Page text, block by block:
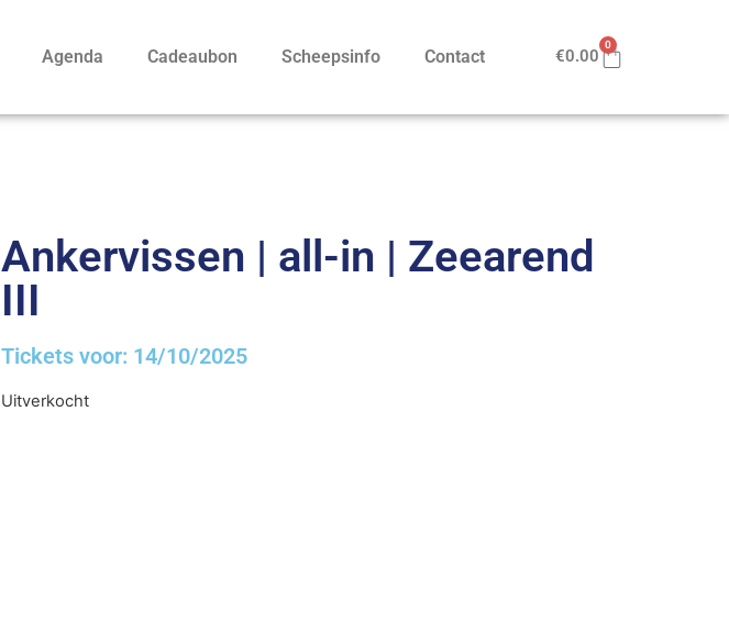
Agenda Cadeaubon Scheepsinfo Contact €0.00
0
Ankervissen | all-in | Zeearend
III
Tickets voor: 14/10/2025
Uitverkocht